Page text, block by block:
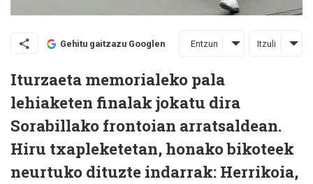
Gehitu gaitzazu Googlen Entzun Itzuli
Iturzaeta memorialeko pala
lehiaketen finalak jokatu dira
Sorabillako frontoian arratsaldean.
Hiru txapleketetan, honako bikoteek
neurtuko dituzte indarrak: Herrikoia,